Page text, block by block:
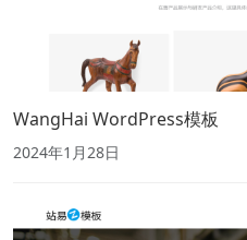
WangHai WordPress模板
2024年1月28日